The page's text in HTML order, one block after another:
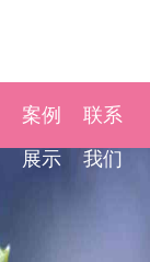
案例
展示
联系
我们